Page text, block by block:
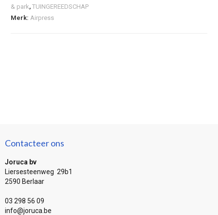
& park,TUINGEREEDSCHAP
Merk: Airpress
Contacteer ons
Joruca bv
Liersesteenweg 29b1
2590 Berlaar
03 298 56 09
info@joruca.be